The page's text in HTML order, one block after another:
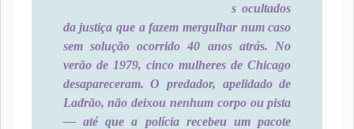
s ocultados
da justiça que a fazem mergulhar num caso
sem solução ocorrido 40 anos atrás. No
verão de 1979, cinco mulheres de Chicago
desapareceram. O predador, apelidado de
Ladrão, não deixou nenhum corpo ou pista
— até que a polícia recebeu um pacote